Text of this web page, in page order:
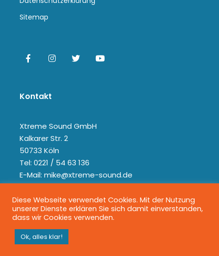
Sitemap
Kontakt
Xtreme Sound GmbH
Kalkarer Str. 2
50733 Köln
Tel: 0221 / 54 63 136
E-Mail: mike@xtreme-sound.de
Diese Webseite verwendet Cookies. Mit der Nutzung
unserer Dienste erklären Sie sich damit einverstanden,
dass wir Cookies verwenden.
Ok, alles klar!